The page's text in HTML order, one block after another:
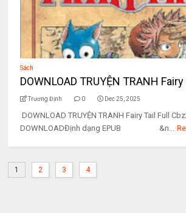
Sách
DOWNLOAD TRUYỆN TRANH
Trương Định 0 Dec 25, 2025
DOWNLOAD TRUYỆN TRANH Fairy Tail Full
DOWNLOADĐịnh dạng EPUB &n...
1 2 3 4